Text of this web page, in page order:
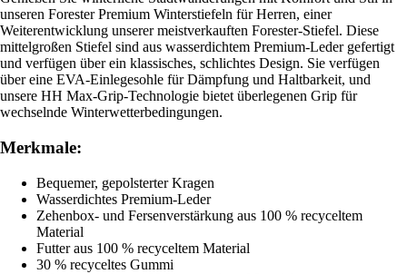
unseren Forester Premium Winterstiefeln für Herren, einer
Weiterentwicklung unserer meistverkauften Forester-Stiefel. Diese
mittelgroßen Stiefel sind aus wasserdichtem Premium-Leder gefertigt
und verfügen über ein klassisches, schlichtes Design. Sie verfügen
über eine EVA-Einlegesohle für Dämpfung und Haltbarkeit, und
unsere HH Max-Grip-Technologie bietet überlegenen Grip für
wechselnde Winterwetterbedingungen.
Merkmale:
Bequemer, gepolsterter Kragen
Wasserdichtes Premium-Leder
Zehenbox- und Fersenverstärkung aus 100 % recyceltem
Material
Futter aus 100 % recyceltem Material
30 % recyceltes Gummi